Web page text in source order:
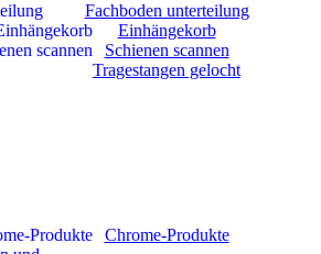
Fachboden unterteilung
Einhängekorb
Schienen scannen
Tragestangen gelocht
Chrome-Produkte